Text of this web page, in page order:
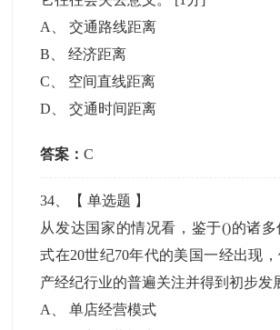
A
、交通路线距离
B 、经济距离
C
空间直线距离
D 、交通时间距离
答案：C
34 、【单选题 】
从发达国家的情况看，鉴于()的诸
式在20世纪70年代的美国一经出现
产经纪行业的普遍关注并得到初步发
A
、单店经营模式